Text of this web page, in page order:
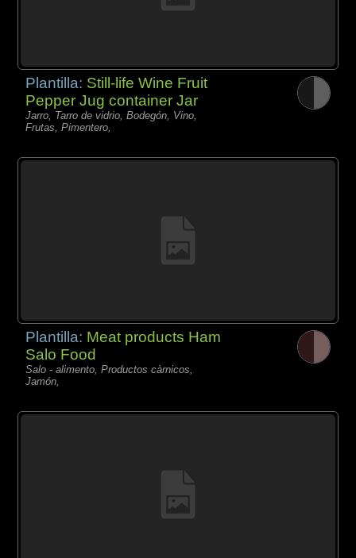
Plantilla: Still-life Wine Fruit
Pepper Jug container Jar
Jarro, Tarro de vidrio, Bodegón, Vino,
Frutas, Pimentero,
Plantilla: Meat products Ham
Salo Food
Salo - alimento, Productos càrnicos,
Jamón,